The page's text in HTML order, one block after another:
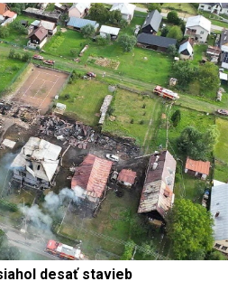
desať stavieb